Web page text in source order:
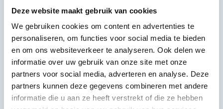
Deze website maakt gebruik van cookies
We gebruiken cookies om content en advertenties te
personaliseren, om functies voor social media te bieden
en om ons websiteverkeer te analyseren. Ook delen we
informatie over uw gebruik van onze site met onze
partners voor social media, adverteren en analyse. Deze
partners kunnen deze gegevens combineren met andere
informatie die u aan ze heeft verstrekt of die ze hebben
high is, of geen verzekering of
rijbewijs heeft
Erschadeis aan 'hetopenbaar
domein', bijvoorbeeld een
verlichtingspaal, vangrail,
elektriciteitskast, olie op het
wegdek ...